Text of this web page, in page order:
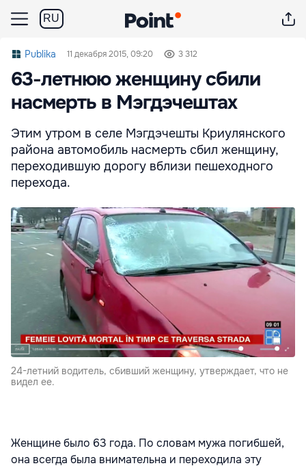
RU
Publika 11 декабря 2015, 09:20 3 312
63-летнюю женщину сбили
насмерть в Мэгдэчештах
Этим утром в селе Мэгдэчешты Криулянского
района автомобиль насмерть сбил женщину,
переходившую дорогу вблизи пешеходного
перехода.
24-летний водитель, сбивший женщину, утверждает, что не
видел ее.
Женщине было 63 года. По словам мужа погибшей,
она всегда была внимательна и переходила эту